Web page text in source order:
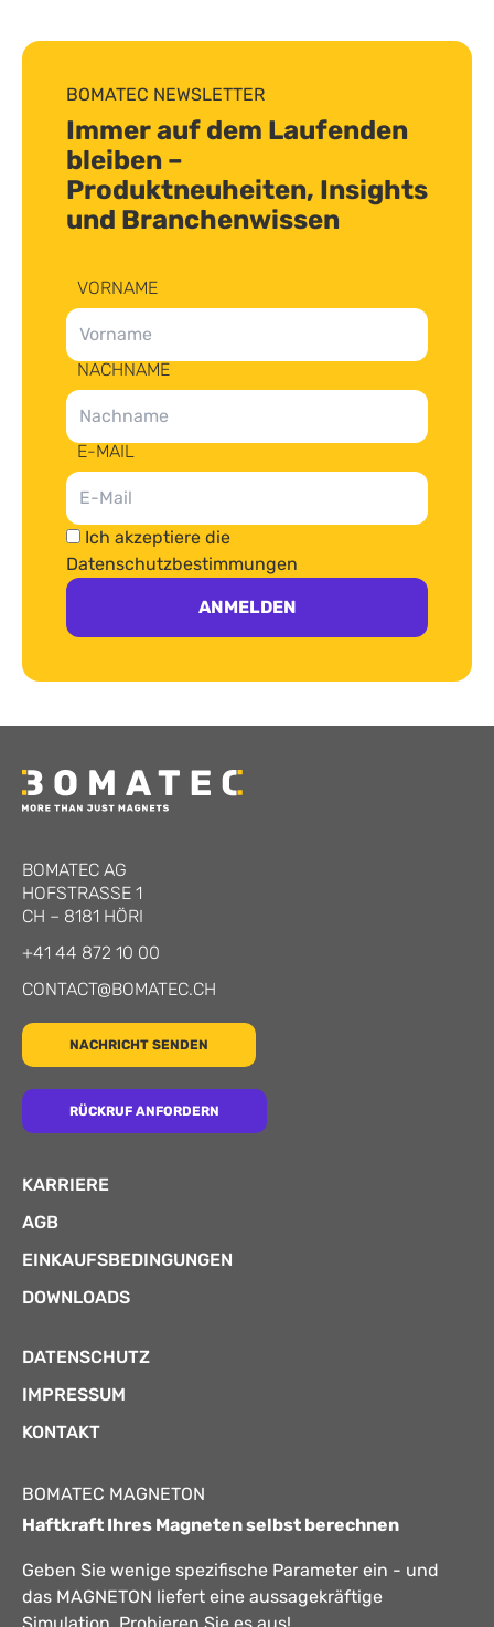
BOMATEC NEWSLETTER
Immer auf dem Laufenden
bleiben –
Produktneuheiten, Insights
und Branchenwissen
VORNAME
NACHNAME
E-MAIL
Ich akzeptiere die
Datenschutzbestimmungen
ANMELDEN
BOMATEC AG
HOFSTRASSE 1
CH – 8181 HÖRI
+41 44 872 10 00
CONTACT@BOMATEC.CH
NACHRICHT SENDEN
RÜCKRUF ANFORDERN
KARRIERE
AGB
EINKAUFSBEDINGUNGEN
DOWNLOADS
DATENSCHUTZ
IMPRESSUM
KONTAKT
BOMATEC MAGNETON
Haftkraft Ihres Magneten selbst berechnen
Geben Sie wenige spezifische Parameter ein - und
das MAGNETON liefert eine aussagekräftige